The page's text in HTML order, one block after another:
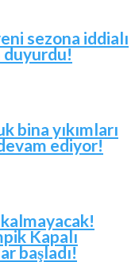
sezona iddialı
duyurdu!
bina yıkımları
ediyor!
Kapalı
başladı!